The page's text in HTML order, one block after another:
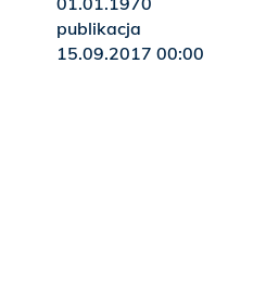
publikacja
15.09.2017 00:00